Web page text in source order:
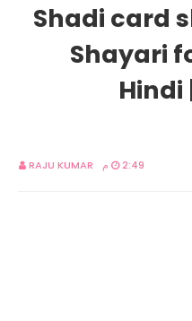
Shadi card
Shayari
Hindi
RAJU KUMAR 2:49 م